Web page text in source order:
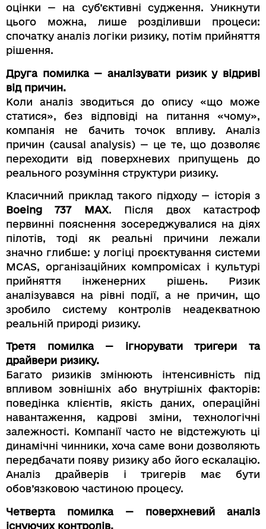
оцінки — на суб’єктивні судження. Уникнути
цього можна, лише розділивши процеси:
спочатку аналіз логіки ризику, потім прийняття
рішення.
Друга помилка — аналізувати ризик у відриві
від причин.
Коли аналіз зводиться до опису «що може
статися», без відповіді на питання «чому»,
компанія не бачить точок впливу. Аналіз
причин (causal analysis) — це те, що дозволяє
переходити від поверхневих припущень до
реального розуміння структури ризику.
Класичний приклад такого підходу — історія з
Boeing 737 MAX. Після двох катастроф
первинні пояснення зосереджувалися на діях
пілотів, тоді як реальні причини лежали
значно глибше: у логіці проєктування системи
MCAS, організаційних компромісах і культурі
прийняття інженерних рішень. Ризик
аналізувався на рівні події, а не причин, що
зробило систему контролів неадекватною
реальній природі ризику.
Третя помилка — ігнорувати тригери та
драйвери ризику.
Багато ризиків змінюють інтенсивність під
впливом зовнішніх або внутрішніх факторів:
поведінка клієнтів, якість даних, операційні
навантаження, кадрові зміни, технологічні
залежності. Компанії часто не відстежують ці
динамічні чинники, хоча саме вони дозволяють
передбачати появу ризику або його ескалацію.
Аналіз драйверів і тригерів має бути
обов’язковою частиною процесу.
Четверта помилка — поверхневий аналіз
існуючих контролів.